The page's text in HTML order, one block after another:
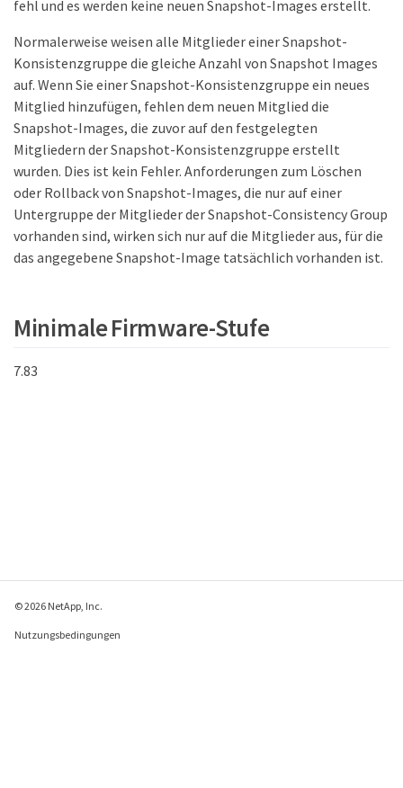
fehl und es werden keine neuen Snapshot-Images erstellt.
Normalerweise weisen alle Mitglieder einer Snapshot-
Konsistenzgruppe die gleiche Anzahl von Snapshot Images
auf. Wenn Sie einer Snapshot-Konsistenzgruppe ein neues
Mitglied hinzufügen, fehlen dem neuen Mitglied die
Snapshot-Images, die zuvor auf den festgelegten
Mitgliedern der Snapshot-Konsistenzgruppe erstellt
wurden. Dies ist kein Fehler. Anforderungen zum Löschen
oder Rollback von Snapshot-Images, die nur auf einer
Untergruppe der Mitglieder der Snapshot-Consistency Group
vorhanden sind, wirken sich nur auf die Mitglieder aus, für die
das angegebene Snapshot-Image tatsächlich vorhanden ist.
Minimale Firmware-Stufe
7.83
© 2026 NetApp, Inc.
Nutzungsbedingungen